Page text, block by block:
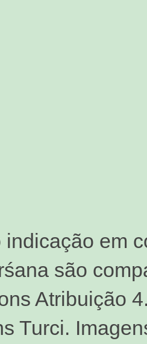
indicação em
são
Atribuição
Turci.